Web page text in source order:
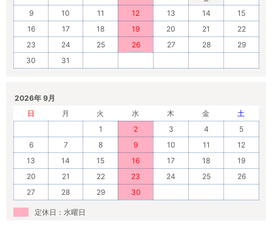
9
10 11 12 13 14
15
16
17 18 19 20 21
22
23
24 25 26 27 28
29
30
31
2026年 9月
日
月 火 水 木 金
土
1
2 3 4
5
6
7 8 9 10 11
12
13
14 15 16 17 18
19
20
21 22 23 24 25
26
27
28 29 30
定休日：水曜日